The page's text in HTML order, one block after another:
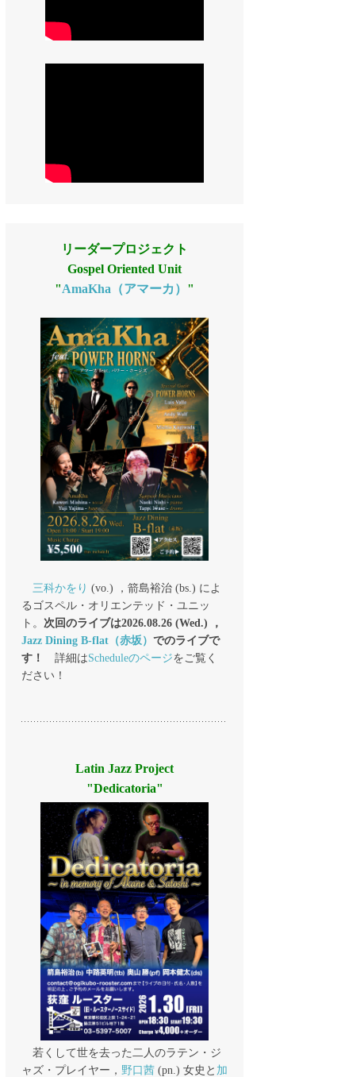
リーダープロジェクト
Gospel Oriented Unit
"AmaKha（アマーカ） "
三科かをり (vo.) ，箭島裕治 (bs.) によ
るゴスペル・オリエンテッド・ユニッ
ト。 次回のライブは2026.08.26 (Wed.) ，
Jazz Dining B-flat（赤坂） でのライブで
す！
詳細はScheduleのページをご覧く
ださい！
Latin Jazz Project
"Dedicatoria"
若くして世を去った二人のラテン・ジ
ャズ・プレイヤー， 野口茜 (pn.) 女史と 加